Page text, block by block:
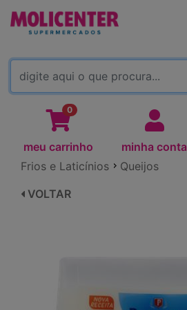
MOLICENTER ARAPONGAS
0
meu carrinho minha conta
Frios e Laticínios
Queijos
VOLTAR